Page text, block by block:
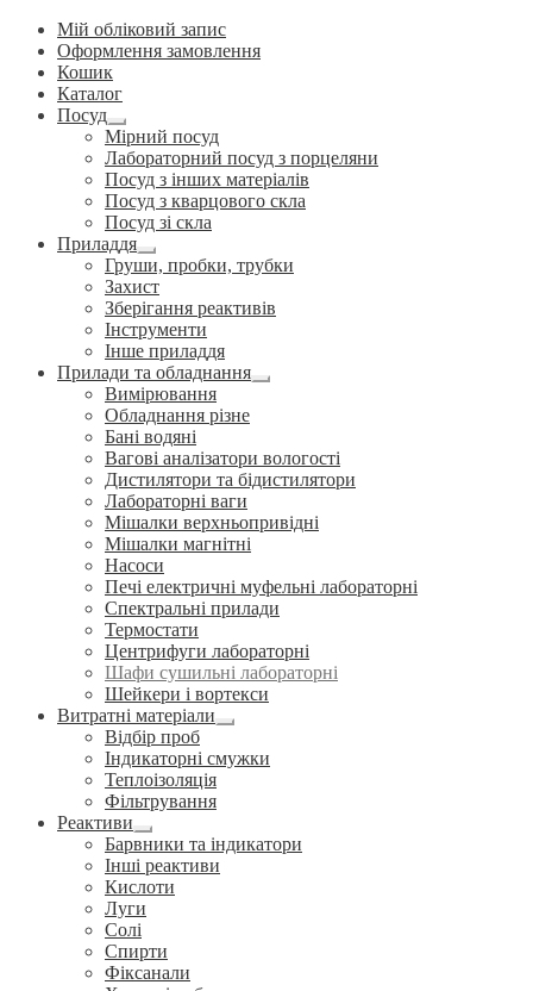
Мій обліковий запис
Оформлення замовлення
Кошик
Каталог
Посуд
Розгорнуте
вкладене
меню
Мірний посуд
Лабораторний посуд з порцеляни
Посуд з інших матеріалів
Посуд з кварцового скла
Посуд зі скла
Приладдя
Розгорнуте
вкладене
меню
Груши, пробки, трубки
Захист
Зберігання реактивів
Інструменти
Інше приладдя
Прилади та обладнання
Розгорнуте
Вимірювання
Обладнання різне
Бані водяні
Вагові аналізатори вологості
Дистилятори та бідистилятори
Лабораторні ваги
Мішалки верхньопривідні
Мішалки магнітні
Насоси
Печі електричні муфельні лабораторні
Спектральні прилади
Термостати
Центрифуги лабораторні
Шафи сушильні лабораторні
Шейкери і вортекси
Витратні матеріали
Розгорнуте
меню
Відбір проб
Індикаторні смужки
Теплоізоляція
Фільтрування
Реактиви
Розгорнуте
вкладене
меню
Барвники та індикатори
Інші реактиви
Кислоти
Луги
Солі
Спирти
Фіксанали